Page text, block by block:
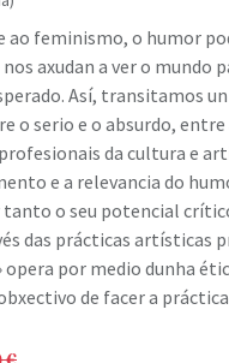
ao feminismo, o humor
axudan a ver o mundo
Así, transitamos
o serio e o absurdo, entre
da cultura e
e a relevancia do
o seu potencial
das prácticas artísticas
opera por medio dunha
de facer a